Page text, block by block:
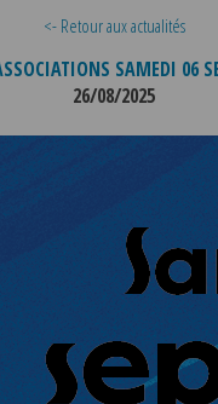
<- Retour aux actualités
SAMEDI 06
26/08/2025